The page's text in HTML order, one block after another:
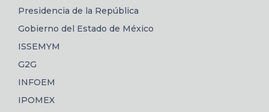
Presidencia de la República
Gobierno del Estado de México
ISSEMYM
G2G
INFOEM
IPOMEX